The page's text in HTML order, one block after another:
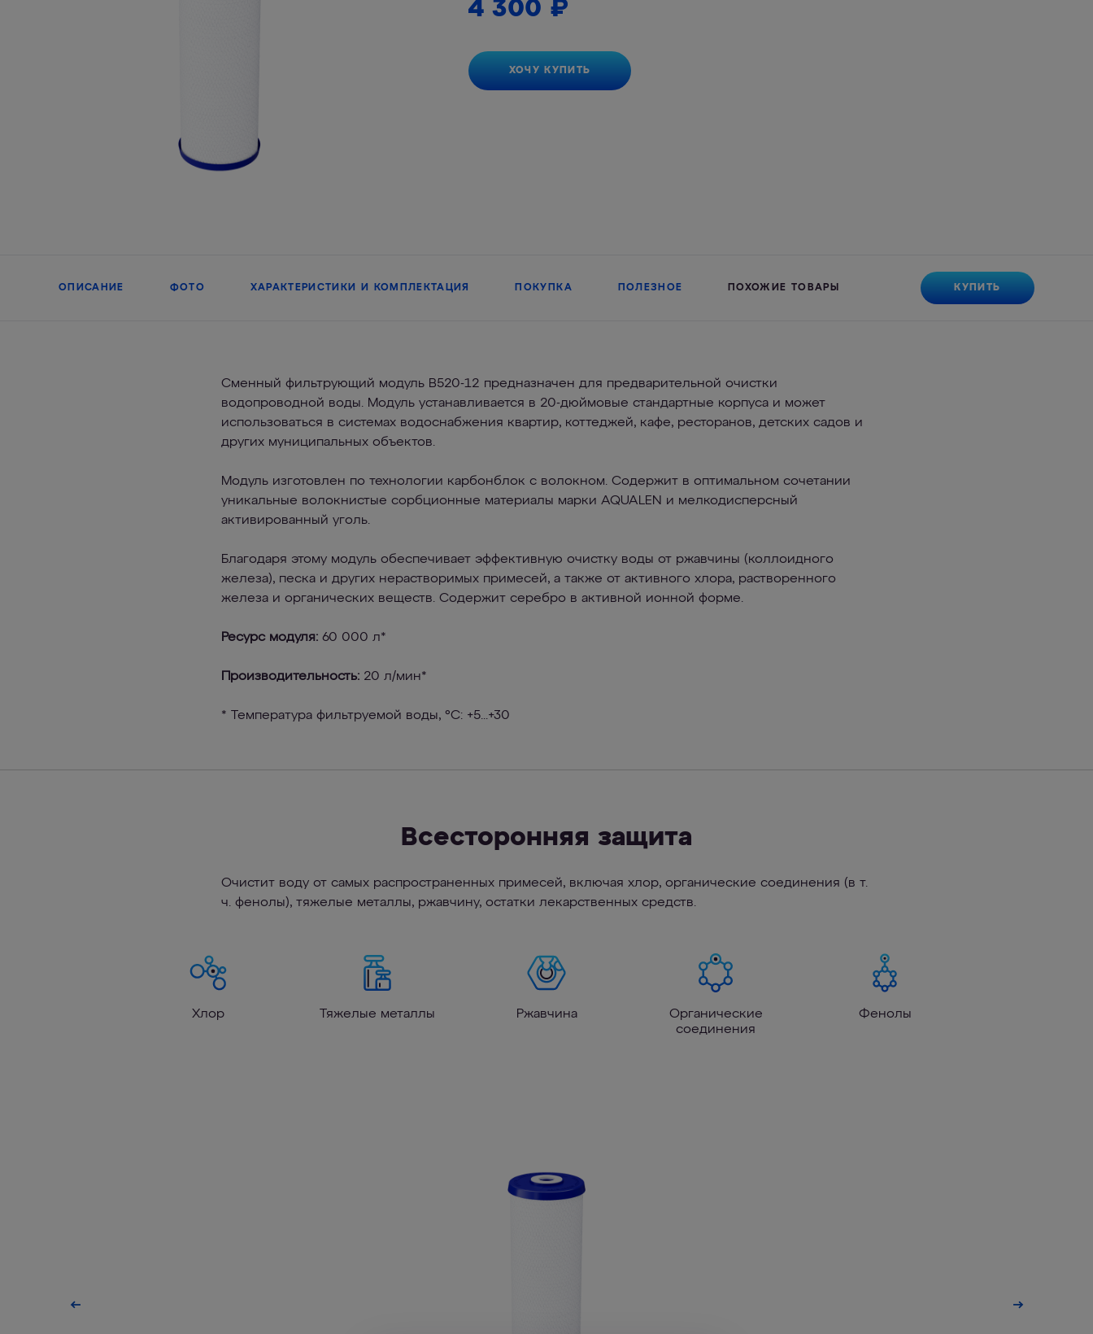
4 300 ₽
ХОЧУ КУПИТЬ
ОПИСАНИЕ ФОТО ХАРАКТЕРИСТИКИ И КОМПЛЕКТАЦИЯ ПОКУПКА ПОЛЕЗНОЕ ПОХОЖИЕ ТОВАРЫ КУПИТЬ
Сменный фильтрующий модуль В520-12 предназначен для предварительной очистки
водопроводной воды. Модуль устанавливается в 20-дюймовые стандартные корпуса и может
использоваться в системах водоснабжения квартир, коттеджей, кафе, ресторанов, детских садов и
других муниципальных объектов.
Модуль изготовлен по технологии карбонблок с волокном. Содержит в оптимальном сочетании
уникальные волокнистые сорбционные материалы марки AQUALEN и мелкодисперсный
активированный уголь.
Благодаря этому модуль обеспечивает эффективную очистку воды от ржавчины (коллоидного
железа), песка и других нерастворимых примесей, а также от активного хлора, растворенного
железа и органических веществ. Содержит серебро в активной ионной форме.
Ресурс модуля: 60 000 л*
Производительность: 20 л/мин*
* Температура фильтруемой воды, °C: +5...+30
Всесторонняя защита
Очистит воду от самых распространенных примесей, включая хлор, органические соединения (в т.
ч. фенолы), тяжелые металлы, ржавчину, остатки лекарственных средств.
Хлор Тяжелые металлы Ржавчина
Органические
соединения
Фенолы